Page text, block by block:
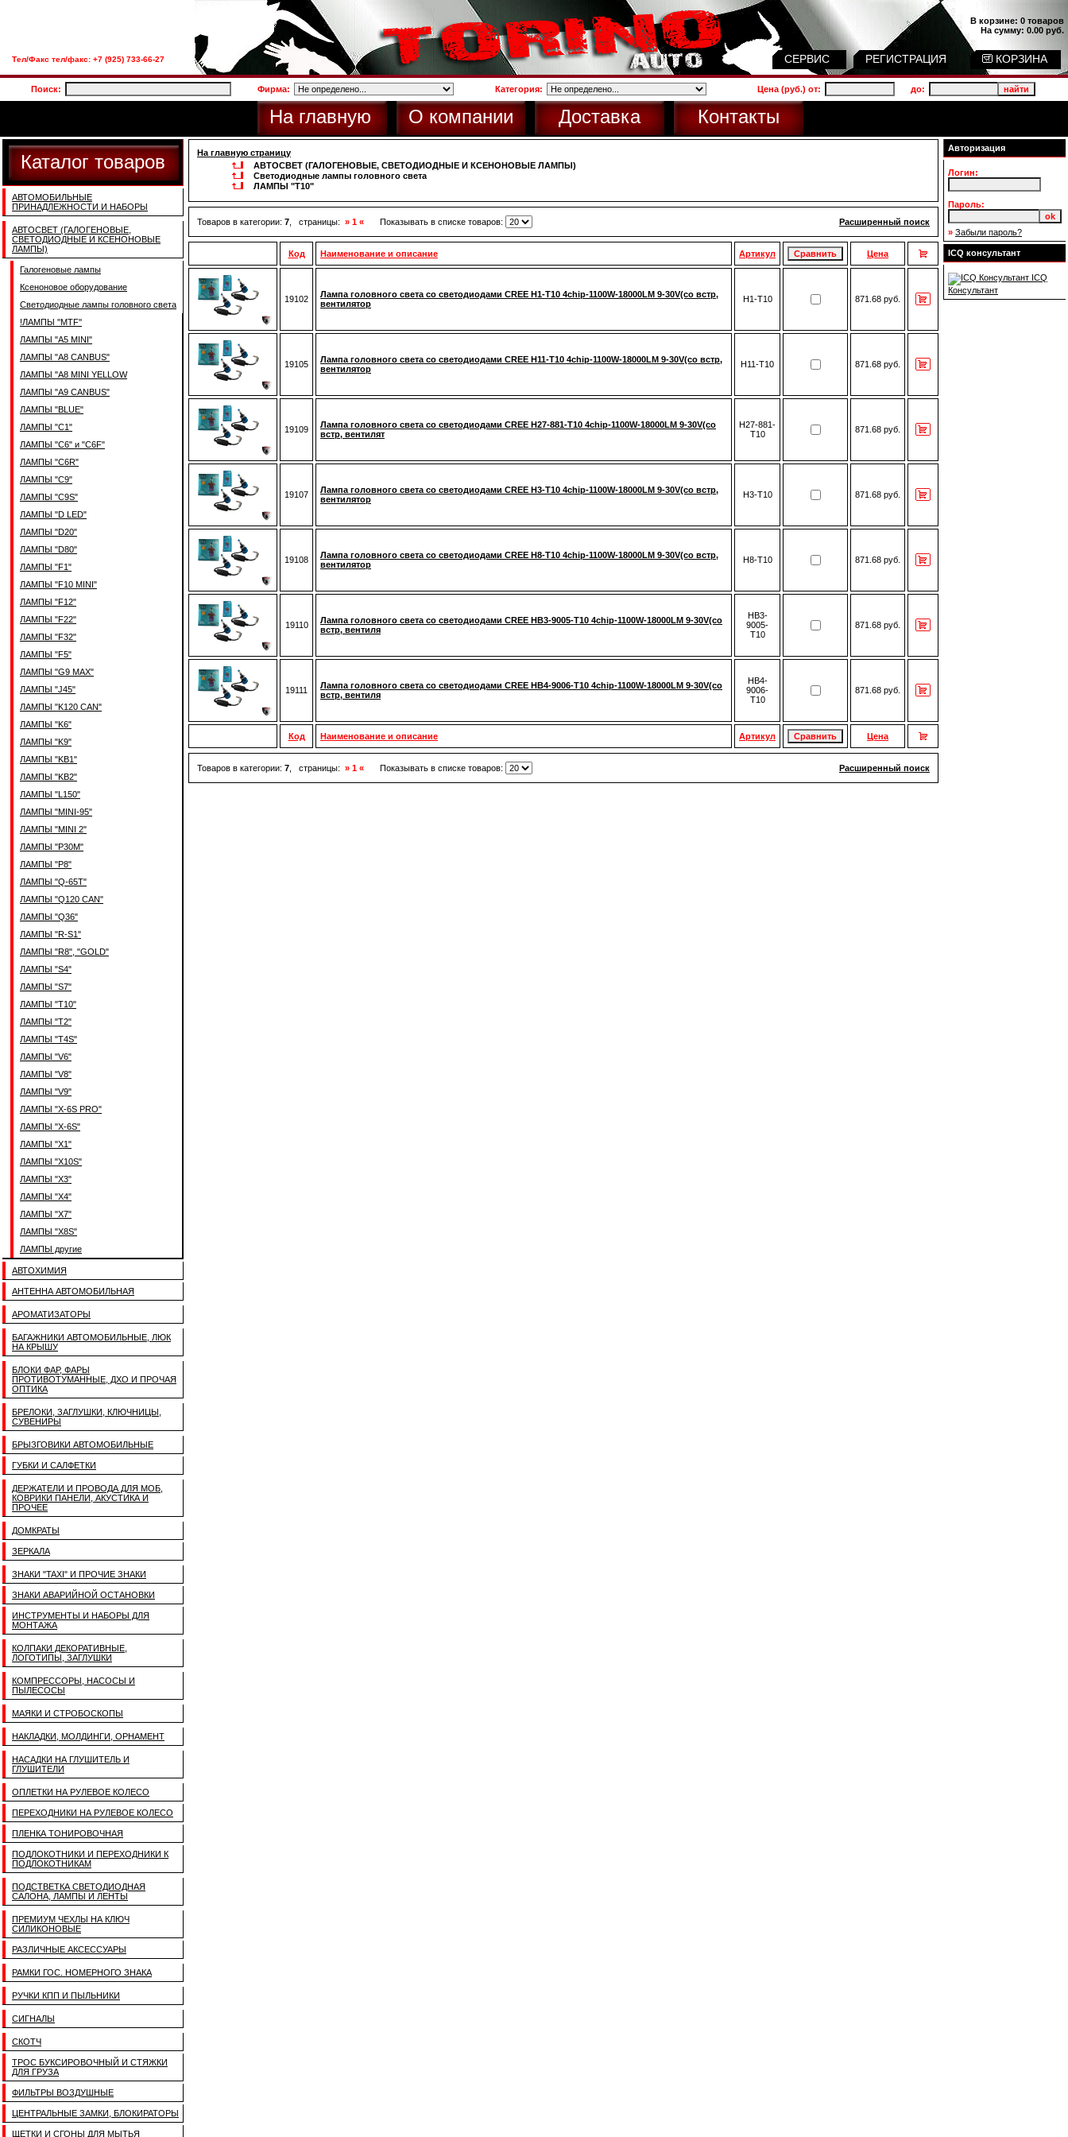
В корзине: 0 товаров
На сумму: 0.00 руб.
Тел/Факс тел/факс: +7 (925) 733-66-27 СЕРВИС РЕГИСТРАЦИЯ КОРЗИНА
Поиск: Фирма: Категория: Цена (руб.) от: до:
На главную О компании Доставка Контакты
Каталог товаров
АВТОМОБИЛЬНЫЕ
ПРИНАДЛЕЖНОСТИ И НАБОРЫ
АВТОСВЕТ (ГАЛОГЕНОВЫЕ,
СВЕТОДИОДНЫЕ И КСЕНОНОВЫЕ
ЛАМПЫ)
Галогеновые лампы
Ксеноновое оборудование
Светодиодные лампы головного света
!ЛАМПЫ ''MTF''
ЛАМПЫ "A5 MINI"
ЛАМПЫ "A8 CANBUS"
ЛАМПЫ "A8 MINI YELLOW
ЛАМПЫ "A9 CANBUS"
ЛАМПЫ "BLUE"
ЛАМПЫ "C1"
ЛАМПЫ "C6" и "C6F"
ЛАМПЫ "C6R"
ЛАМПЫ "C9"
ЛАМПЫ "C9S"
ЛАМПЫ "D LED"
ЛАМПЫ "D20"
ЛАМПЫ "D80"
ЛАМПЫ "F1"
ЛАМПЫ "F10 MINI"
ЛАМПЫ "F12"
ЛАМПЫ "F22"
ЛАМПЫ "F32"
ЛАМПЫ "F5"
ЛАМПЫ "G9 MAX"
ЛАМПЫ "J45"
ЛАМПЫ "K120 CAN"
ЛАМПЫ "K6"
ЛАМПЫ "K9"
ЛАМПЫ "KB1"
ЛАМПЫ "KB2"
ЛАМПЫ "L150"
ЛАМПЫ "MINI-95"
ЛАМПЫ "MINI 2"
ЛАМПЫ "P30M"
ЛАМПЫ "P8"
ЛАМПЫ "Q-65T"
ЛАМПЫ "Q120 CAN"
ЛАМПЫ "Q36"
ЛАМПЫ "R-S1"
ЛАМПЫ "R8", "GOLD"
ЛАМПЫ "S4"
ЛАМПЫ "S7"
ЛАМПЫ "T10"
ЛАМПЫ "T2"
ЛАМПЫ "T4S"
ЛАМПЫ "V6"
ЛАМПЫ "V8"
ЛАМПЫ "V9"
ЛАМПЫ "X-6S PRO"
ЛАМПЫ "X-6S"
ЛАМПЫ "X1"
ЛАМПЫ "X10S"
ЛАМПЫ "X3"
ЛАМПЫ "X4"
ЛАМПЫ "X7"
ЛАМПЫ "X8S"
ЛАМПЫ другие
АВТОХИМИЯ
АНТЕННА АВТОМОБИЛЬНАЯ
АРОМАТИЗАТОРЫ
БАГАЖНИКИ АВТОМОБИЛЬНЫЕ, ЛЮК
НА КРЫШУ
БЛОКИ ФАР, ФАРЫ
ПРОТИВОТУМАННЫЕ, ДХО И ПРОЧАЯ
ОПТИКА
БРЕЛОКИ, ЗАГЛУШКИ, КЛЮЧНИЦЫ,
СУВЕНИРЫ
БРЫЗГОВИКИ АВТОМОБИЛЬНЫЕ
ГУБКИ И САЛФЕТКИ
ДЕРЖАТЕЛИ И ПРОВОДА ДЛЯ МОБ,
КОВРИКИ ПАНЕЛИ, АКУСТИКА И
ПРОЧЕЕ
ДОМКРАТЫ
ЗЕРКАЛА
ЗНАКИ "TAXI" И ПРОЧИЕ ЗНАКИ
ЗНАКИ АВАРИЙНОЙ ОСТАНОВКИ
ИНСТРУМЕНТЫ И НАБОРЫ ДЛЯ
МОНТАЖА
КОЛПАКИ ДЕКОРАТИВНЫЕ,
ЛОГОТИПЫ, ЗАГЛУШКИ
КОМПРЕССОРЫ, НАСОСЫ И
ПЫЛЕСОСЫ
МАЯКИ И СТРОБОСКОПЫ
НАКЛАДКИ, МОЛДИНГИ, ОРНАМЕНТ
НАСАДКИ НА ГЛУШИТЕЛЬ И
ГЛУШИТЕЛИ
ОПЛЕТКИ НА РУЛЕВОЕ КОЛЕСО
ПЕРЕХОДНИКИ НА РУЛЕВОЕ КОЛЕСО
ПЛЕНКА ТОНИРОВОЧНАЯ
ПОДЛОКОТНИКИ И ПЕРЕХОДНИКИ К
ПОДЛОКОТНИКАМ
ПОДСТВЕТКА СВЕТОДИОДНАЯ
САЛОНА, ЛАМПЫ И ЛЕНТЫ
ПРЕМИУМ ЧЕХЛЫ НА КЛЮЧ
СИЛИКОНОВЫЕ
РАЗЛИЧНЫЕ АКСЕССУАРЫ
РАМКИ ГОС. НОМЕРНОГО ЗНАКА
РУЧКИ КПП И ПЫЛЬНИКИ
СИГНАЛЫ
СКОТЧ
ТРОС БУКСИРОВОЧНЫЙ И СТЯЖКИ
ДЛЯ ГРУЗА
ФИЛЬТРЫ ВОЗДУШНЫЕ
ЦЕНТРАЛЬНЫЕ ЗАМКИ, БЛОКИРАТОРЫ
ЩЕТКИ И СГОНЫ ДЛЯ МЫТЬЯ
На главную страницу
АВТОСВЕТ (ГАЛОГЕНОВЫЕ, СВЕТОДИОДНЫЕ И КСЕНОНОВЫЕ ЛАМПЫ)
Светодиодные лампы головного света
ЛАМПЫ "T10"
Товаров в категории: 7 , страницы: » 1 « Показывать в списке товаров: Расширенный поиск
Код Наименование и описание Артикул Цена
19102
Лампа головного света со светодиодами CREE H1-T10 4chip-1100W-18000LM 9-30V(со встр,
вентилятор
H1-T10 871.68 руб.
19105
Лампа головного света со светодиодами CREE H11-T10 4chip-1100W-18000LM 9-30V(со встр,
вентилятор
H11-T10 871.68 руб.
19109
Лампа головного света со светодиодами CREE H27-881-T10 4chip-1100W-18000LM 9-30V(со
встр, вентилят
H27-881-
T10
871.68 руб.
19107
Лампа головного света со светодиодами CREE H3-T10 4chip-1100W-18000LM 9-30V(со встр,
вентилятор
H3-T10 871.68 руб.
19108
Лампа головного света со светодиодами CREE H8-T10 4chip-1100W-18000LM 9-30V(со встр,
вентилятор
H8-T10 871.68 руб.
19110
Лампа головного света со светодиодами CREE HB3-9005-T10 4chip-1100W-18000LM 9-30V(со
встр, вентиля
HB3-
9005-
T10
871.68 руб.
19111
Лампа головного света со светодиодами CREE HB4-9006-T10 4chip-1100W-18000LM 9-30V(со
встр, вентиля
HB4-
9006-
T10
871.68 руб.
Код Наименование и описание Артикул Цена
Товаров в категории: 7 , страницы: » 1 « Показывать в списке товаров: Расширенный поиск
Авторизация
Логин:
Пароль:
» Забыли пароль?
ICQ консультант
ICQ
Консультант